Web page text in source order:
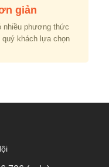
giản
nhiều phương thức
quý khách lựa chọn